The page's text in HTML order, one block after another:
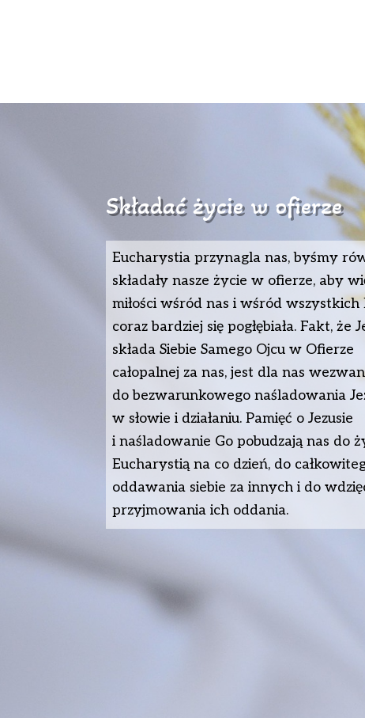
Składać życie w ofierze
Eucharystia przynagla nas, byśmy
składały nasze życie w ofierze, aby
miłości wśród nas i wśród wszystkich
coraz bar­dziej się pogłębiała. Fakt, że
składa Siebie Samego Ojcu w Ofierze
całopalnej za nas, jest dla nas
do bezwarunko­wego naśladowania
w słowie i działa­niu. Pamięć o Jezusie
i naśladowanie Go pobu­dzają nas do
Eucharystią na co dzień, do
oddawania siebie za innych i do
przyjmowania ich oddania.